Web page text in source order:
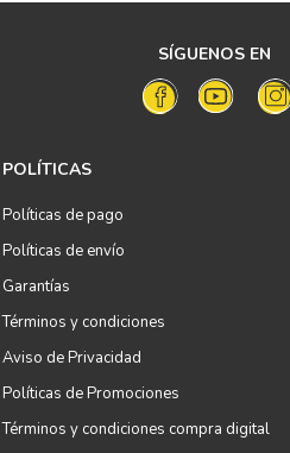
SÍGUENOS EN
POLÍTICAS
Políticas de pago
Políticas de envío
Garantías
Términos y condiciones
Aviso de Privacidad
Políticas de Promociones
Términos y condiciones compra digital